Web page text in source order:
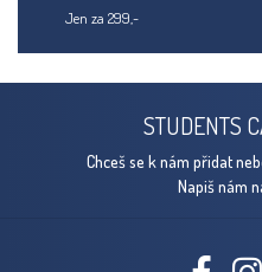
většinou zářily od všech
Jen za 299,-
STUDENTS
Chceš se k nám přidat
Napiš nám